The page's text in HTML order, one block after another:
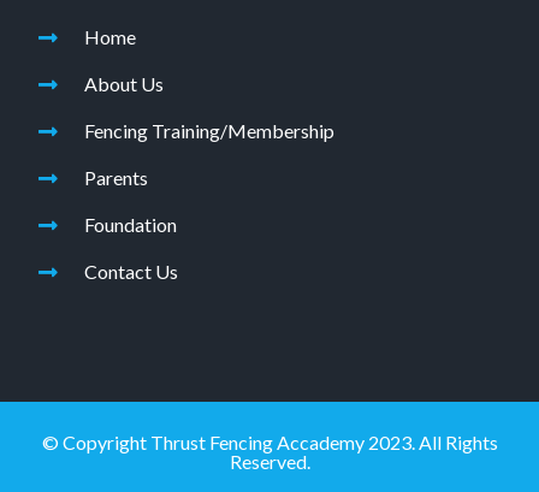
Home
About Us
Fencing Training/Membership
Parents
Foundation
Contact Us
© Copyright Thrust Fencing Accademy 2023. All Rights
Reserved.